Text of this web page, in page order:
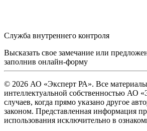
Служба внутреннего контроля
Высказать свое замечание или
заполнив онлайн-форму
© 2026 АО «Эксперт РА». Все материалы
интеллектуальной собственностью АО
случаев, когда прямо указано другое
законом. Представленная информация
использования исключительно в